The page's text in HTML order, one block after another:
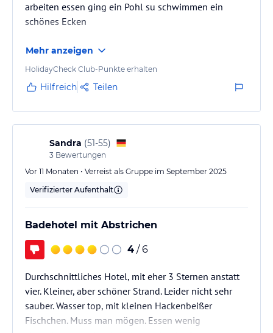
arbeiten essen ging ein Pohl su schwimmen ein
schönes Ecken
Mehr anzeigen
HolidayCheck Club-Punkte erhalten
Hilfreich Teilen
Sandra (51-55)
3 Bewertungen
Vor 11 Monaten • Verreist als Gruppe im September 2025
Verifizierter Aufenthalt
Badehotel mit Abstrichen
4 / 6
Durchschnittliches Hotel, mit eher 3 Sternen anstatt
vier. Kleiner, aber schöner Strand. Leider nicht sehr
sauber. Wasser top, mit kleinen Hackenbeißer
Fischchen. Muss man mögen. Essen wenig